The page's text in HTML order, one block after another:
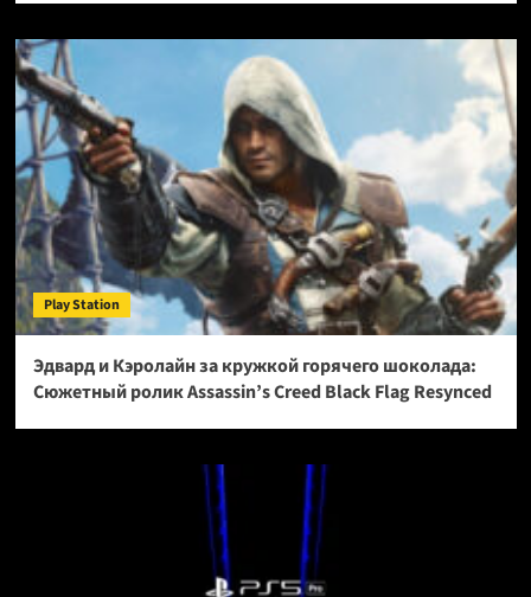
Встреча
Final
Fantasy
Resonance
—
первой
серии
в
формате
HD-
Play Station
Эдвард и Кэролайн за кружкой горячего шоколада:
Сюжетный ролик Assassin’s Creed Black Flag Resynced